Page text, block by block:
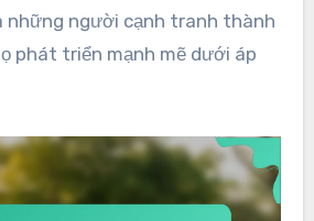
những người cạnh tranh thành
phát triển mạnh mẽ dưới áp